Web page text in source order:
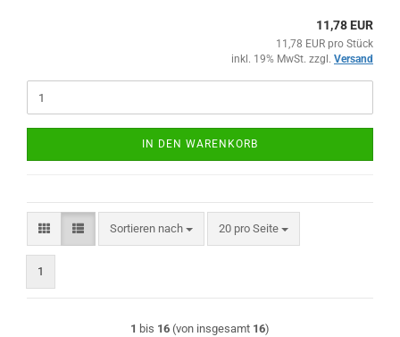
11,78 EUR
11,78 EUR pro Stück
inkl. 19% MwSt. zzgl. Versand
IN DEN WARENKORB
Sortieren nach
Sortieren nach 20 pro Seite
pro Seite
1
1 bis 16 (von insgesamt 16)